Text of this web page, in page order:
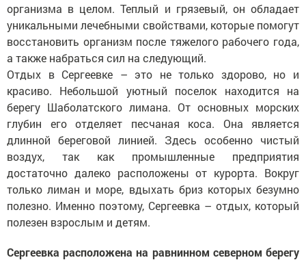
организма в целом. Теплый и грязевый, он обладает
уникальными лечебными свойствами, которые помогут
восстановить организм после тяжелого рабочего года,
а также набраться сил на следующий.
Отдых в Сергеевке – это не только здорово, но и
красиво. Небольшой уютный поселок находится на
берегу Шаболатского лимана. От основных морских
глубин его отделяет песчаная коса. Она является
длинной береговой линией. Здесь особенно чистый
воздух, так как промышленные предприятия
достаточно далеко расположены от курорта. Вокруг
только лиман и море, вдыхать бриз которых безумно
полезно. Именно поэтому, Сергеевка – отдых, который
полезен взрослым и детям.
Сергеевка расположена на равнинном северном берегу